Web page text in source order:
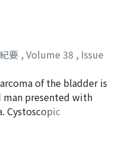
a thick bladder
biopsies from vesical
adenocarcinoma,
no other metastatic
done with a
fluorouracil and
was effective
at bladder and
peritoneal
要 , Volume 38 , Issue
岡, 洋治;河村, 信夫;
;Inatsuchi, Hiroaki;
of the bladder is
man presented with
Cystoscopic
with a broad base